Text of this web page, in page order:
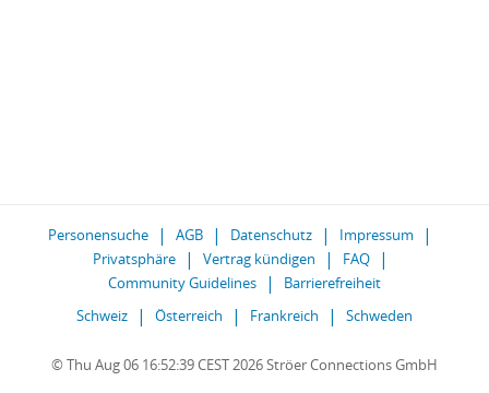
Personensuche AGB Datenschutz
Impressum
Privatsphäre
Vertrag kündigen
FAQ
Community Guidelines
Barrierefreiheit
Schweiz
Österreich Frankreich Schweden
© Thu Aug 06 16:52:39 CEST 2026 Ströer Connections GmbH